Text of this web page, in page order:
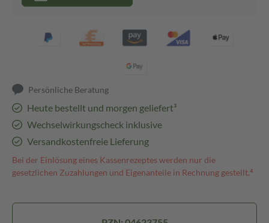
Persönliche Beratung
Heute bestellt und morgen geliefert³
Wechselwirkungscheck inklusive
Versandkostenfreie Lieferung
Bei der Einlösung eines Kassenrezeptes werden nur die
gesetzlichen Zuzahlungen und Eigenanteile in Rechnung gestellt.⁴